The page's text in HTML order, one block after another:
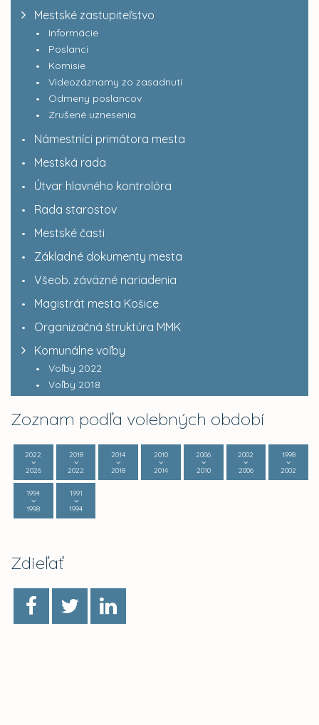
Mestské zastupiteľstvo
Informácie
Poslanci
Komisie
Videozáznamy zo zasadnutí
Odmeny poslancov
Zrušené uznesenia
Námestníci primátora mesta
Mestská rada
Útvar hlavného kontrolóra
Rada starostov
Mestské časti
Základné dokumenty mesta
Všeob. záväzné nariadenia
Magistrát mesta Košice
Organizačná štruktúra MMK
Komunálne voľby
Voľby 2022
Voľby 2018
Zoznam podľa volebných období
2022
2026
2018
2022
2014
2018
2010
2014
2006
2010
2002
2006
1998
2002
1994
1998
1991
1994
Zdieľať